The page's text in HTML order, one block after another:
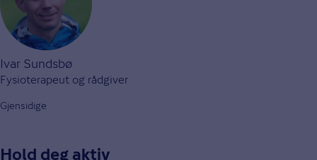
Ivar Sundsbø
Fysioterapeut og rådgiver
Gjensidige
Hold deg aktiv